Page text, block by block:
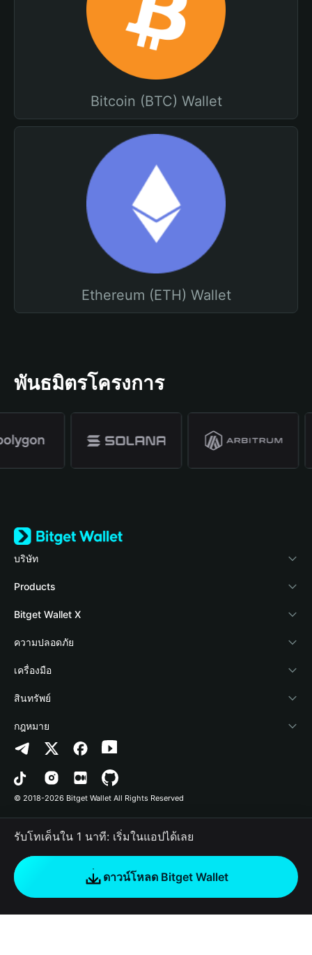
Bitcoin (BTC) Wallet
Ethereum (ETH) Wallet
พันธมิตรโครงการ
บริษัท
เกี่ยวกับ Bitget Wallet
Blog
Academy
ข่าวสารด้านคริปโต
ศูนย์ช่วยเหลือ
ติดต่อเรา
ทรัพยากรข้อมูลของแบรนด์
อาชีพ
Products
Crypto Card
Stablecoin Earn
Payfi Crypto
Crypto Swap API
Altcoin Season Index
Prediction Markets
DApp
RWA
How to Buy Crypto
Bitget Wallet X
นักพัฒนา
เชื่อมต่อ Wallet
Bitget Wallet Pay
ลิสต์โปรเจกต์
ความปลอดภัย
Protection Fund
เทคโนโลยีความปลอดภัย
เครื่องมือ
ซื้อคริปโต
การตรวจจับการอนุญาต
การตรวจจับสัญญา
การโอนเป็นชุด
สินทรัพย์
Arbitrum
Avalanche
Bitcoin
Polygon
กฎหมาย
นโยบายความเป็นส่วนตัว
ข้อตกลงในการใช้บริการ
© 2018-2026 Bitget Wallet All Rights Reserved
รับโทเค็นใน 1 นาที: เริ่มในแอปได้เลย
ดาวน์โหลด Bitget Wallet